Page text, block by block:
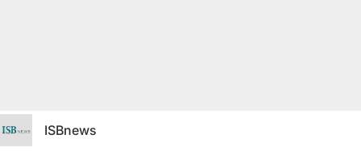
ISBnews